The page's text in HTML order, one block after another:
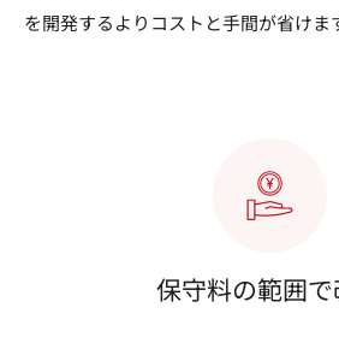
を開発するよりコストと手間が省けま
保守料の範囲で